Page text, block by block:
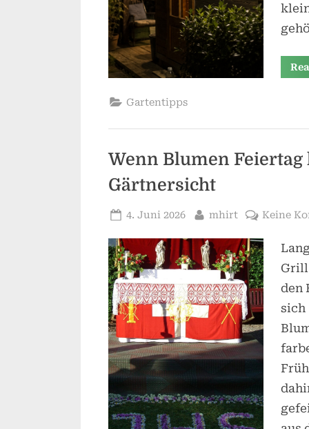
Gartentipps
Wenn Blumen
Gärtnersicht
Posted
4. Juni 2026 By
mhirt Keine
Grill
den
sich